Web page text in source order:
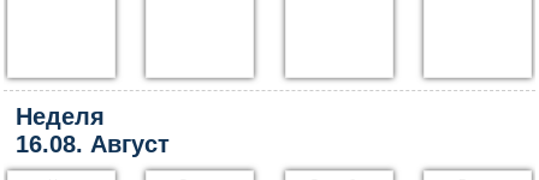
Неделя
16.08. Август